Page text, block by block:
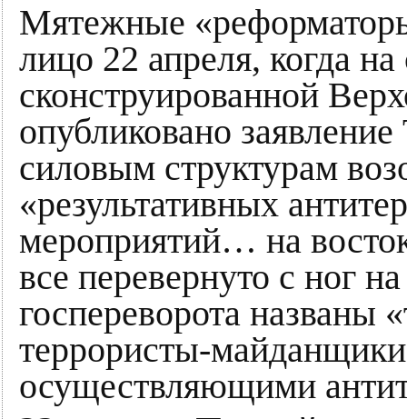
Мятежные
лицо 22 апреля, когда
сконструированной
опубликовано
силовым структурам
«результативных
мероприятий… на
все перевернуто с ног
госпереворота названы
террористы-
осуществляющими